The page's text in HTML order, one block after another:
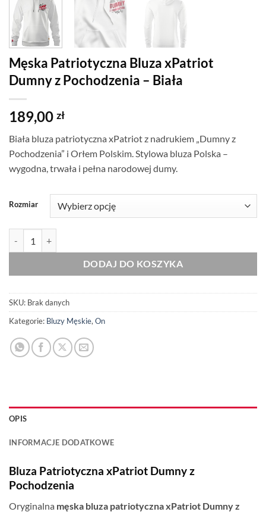
Męska Patriotyczna Bluza xPatriot
Dumny z Pochodzenia – Biała
189,00 zł
Biała bluza patriotyczna xPatriot z nadrukiem „Dumny z
Pochodzenia” i Orłem Polskim. Stylowa bluza Polska –
wygodna, trwała i pełna narodowej dumy.
Rozmiar
DODAJ DO KOSZYKA
SKU: Brak danych
Kategorie: Bluzy Męskie, On
OPIS
INFORMACJE DODATKOWE
Bluza Patriotyczna xPatriot Dumny z
Pochodzenia
Oryginalna męska bluza patriotyczna xPatriot Dumny z